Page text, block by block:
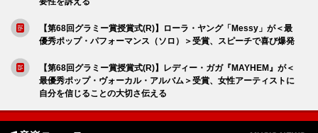
【第68回グラミー賞授賞式(R)】ローラ・ヤング「Messy」が＜最
優秀ポップ・パフォーマンス（ソロ）＞受賞、スピーチで喜び爆発
【第68回グラミー賞授賞式(R)】レディー・ガガ『MAYHEM』が＜
最優秀ポップ・ヴォーカル・アルバム＞受賞、女性アーティストに
自分を信じることの大切さ伝える